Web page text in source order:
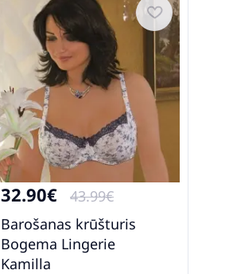
32.90€
43.99€
Barošanas krūšturis
Bogema Lingerie
Kamilla